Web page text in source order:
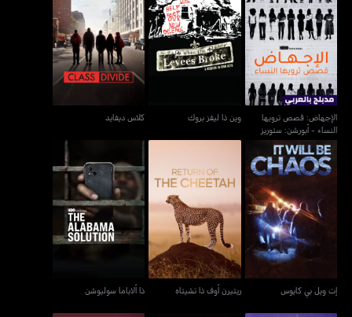
الإجهاض: قصص ترويها
النساء - أبورشن: ستوريز
ومن تل
الإجهاض: قصص ترويها
النساء - أبورشن: ستوريز
ومن تل
وين ذا ليفز بروك
وين ذا ليفز بروك
كلاس ديفايد
كلاس ديفايد
إت ويل بي كايوس
إت ويل بي كايوس
ريتيرن أوف ذا تشيتاه
ريتيرن أوف ذا تشيتاه
ذا ألاباما سوليوشن
ذا ألاباما سوليوشن